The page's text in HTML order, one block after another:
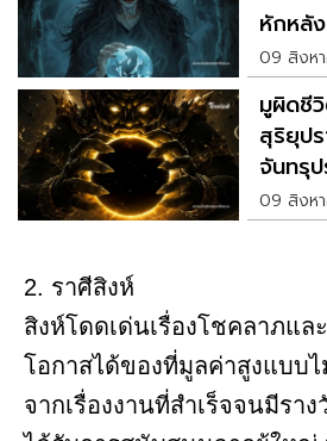
หักหลัง
09 สิงห
มูผิดชี
สุริยุป
จันทรุ
คนละขั้
09 สิงห
2. ราศีสิงห์
สิงห์โดดเด่นเรื่องโชคลาภแล
โอกาสได้ของที่มูลค่าสูงแบบ
จากเรื่องงานที่สำเร็จจนมีรา